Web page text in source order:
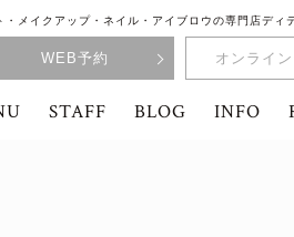
・メイクアップ・ネイル・アイブロウの専門店ディ
WEB予約 オンライ
STAFF BLOG INFO